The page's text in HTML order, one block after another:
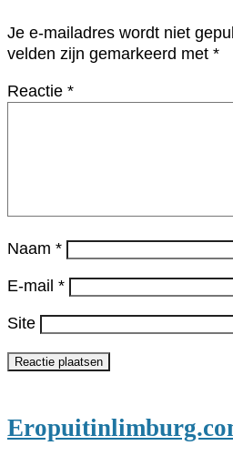
Je e-mailadres wordt niet
velden zijn gemarkeerd met *
Reactie *
Naam *
E-mail *
Site